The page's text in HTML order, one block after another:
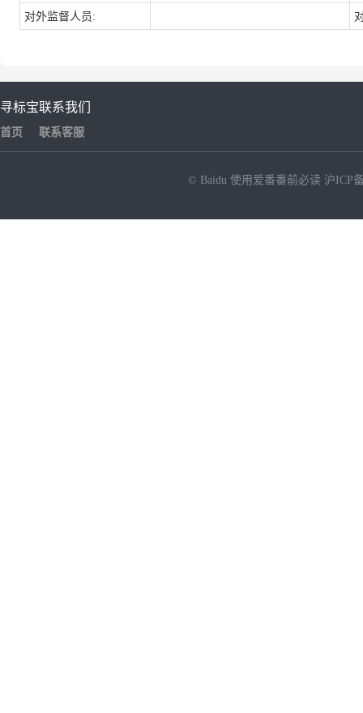
对外监督人员:
寻标宝
首页
联系我们
联系客服
© Baidu 使用爱番番前必读 沪ICP